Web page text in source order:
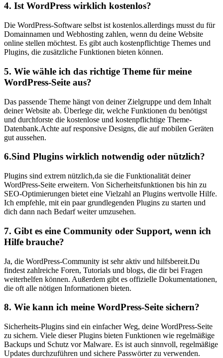
4. ‌Ist WordPress wirklich kostenlos?
Die WordPress-Software selbst ist kostenlos.allerdings musst‍ du für
Domainnamen und Webhosting⁣ zahlen, wenn du deine Website
online ⁣stellen möchtest. Es gibt auch​ kostenpflichtige Themes und
Plugins, die zusätzliche Funktionen bieten können.
5. Wie wähle ich das richtige Theme für meine
WordPress-Seite aus?
Das passende Theme hängt von deiner Zielgruppe und dem Inhalt‍
deiner Website ​ab. Überlege dir, welche ⁢Funktionen du benötigst
und durchforste die kostenlose und kostenpflichtige Theme-
Datenbank.Achte auf responsive Designs, die auf mobilen Geräten⁣
gut‍ aussehen.
6.Sind Plugins wirklich notwendig oder nützlich?
Plugins sind extrem nützlich,da sie die Funktionalität deiner
WordPress-Seite erweitern. ⁤Von Sicherheitsfunktionen bis hin zu
SEO-Optimierungen bietet eine Vielzahl an Plugins wertvolle Hilfe.
Ich empfehle, mit ein paar grundlegenden Plugins zu starten und
dich dann nach ⁣Bedarf weiter umzusehen.
7. Gibt es⁢ eine Community oder Support, wenn ich
Hilfe brauche?
Ja,⁤ die WordPress-Community ist sehr aktiv und hilfsbereit.Du
⁢findest zahlreiche Foren,​ Tutorials und blogs, die dir bei Fragen
weiterhelfen können.‍ Außerdem gibt es offizielle Dokumentationen,
die oft alle nötigen Informationen ​bieten.
8. Wie kann ich meine WordPress-Seite ⁢sichern?
Sicherheits-Plugins sind ein ⁣einfacher ​Weg, deine WordPress-Seite
‌zu sichern. Viele‍ dieser Plugins bieten Funktionen wie regelmäßige
Backups und Schutz vor Malware. Es ist auch sinnvoll, regelmäßige
Updates durchzuführen und sichere Passwörter zu verwenden.